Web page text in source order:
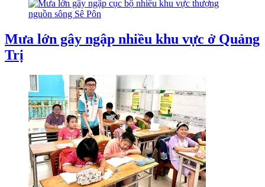
Mưa lớn gây ngập nhiều khu vực ở Quảng
Trị